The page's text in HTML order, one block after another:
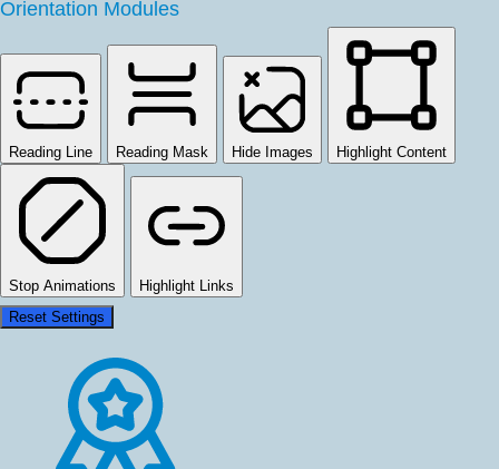
Orientation Modules
Reading Line Reading Mask Hide Images Highlight Content
Stop Animations
Highlight Links
Reset Settings